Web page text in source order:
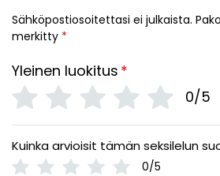
Sähköpostiosoitettasi ei julkaista.
merkitty *
Yleinen luokitus *
0/5
Kuinka arvioisit tämän seksilelun
0/5